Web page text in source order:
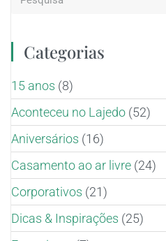
Categorias
15 anos (8)
Aconteceu no Lajedo (52)
Aniversários (16)
Casamento ao ar livre (24)
Corporativos (21)
Dicas & Inspirações (25)